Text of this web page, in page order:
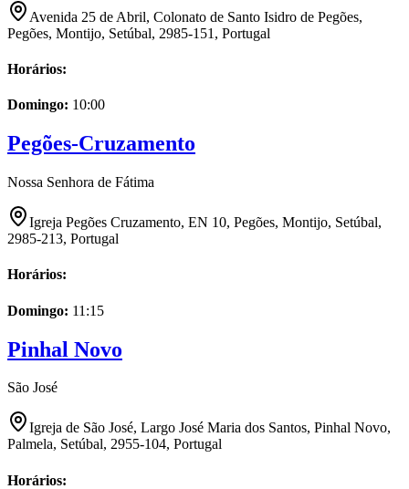
Avenida 25 de Abril, Colonato de Santo Isidro de Pegões,
Pegões, Montijo, Setúbal, 2985-151, Portugal
Horários:
Domingo: 10:00
Pegões-Cruzamento
Nossa Senhora de Fátima
Igreja Pegões Cruzamento, EN 10, Pegões, Montijo, Setúbal,
2985-213, Portugal
Horários:
Domingo: 11:15
Pinhal Novo
São José
Igreja de São José, Largo José Maria dos Santos, Pinhal Novo,
Palmela, Setúbal, 2955-104, Portugal
Horários: